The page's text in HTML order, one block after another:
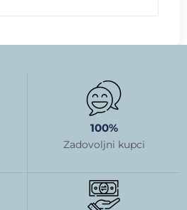
100%
Zadovoljni kupci